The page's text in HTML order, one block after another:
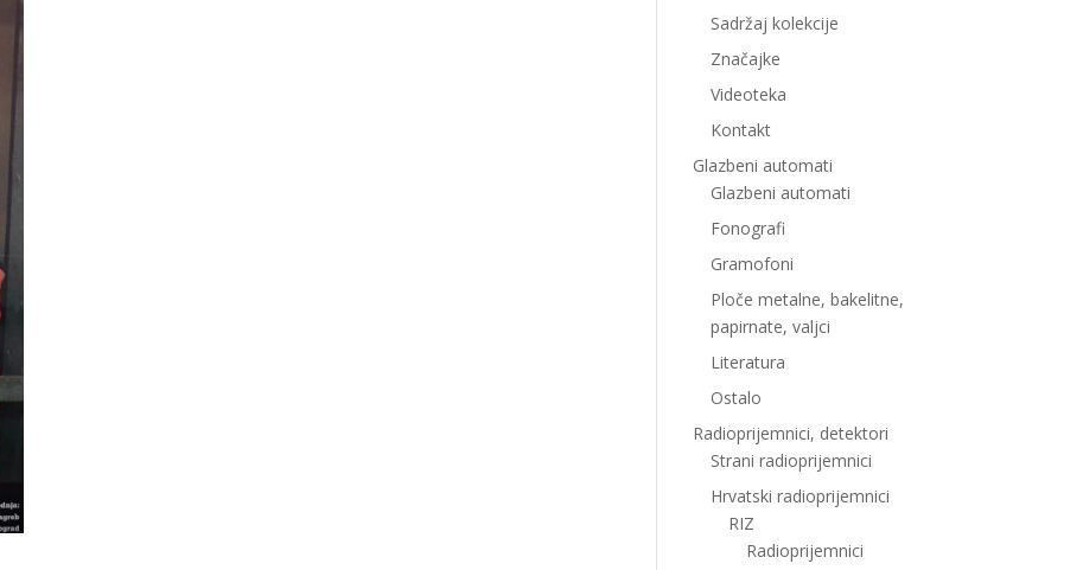
Sadržaj kolekcije
Značajke
Videoteka
Kontakt
Glazbeni automati
Glazbeni automati
Fonografi
Gramofoni
Ploče metalne, bakelitne,
papirnate, valjci
Literatura
Ostalo
Radioprijemnici, detektori
Strani radioprijemnici
Hrvatski radioprijemnici
RIZ
Radioprijemnici